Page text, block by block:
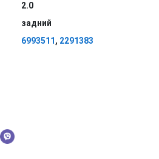
2.0
задний
6993511, 2291383